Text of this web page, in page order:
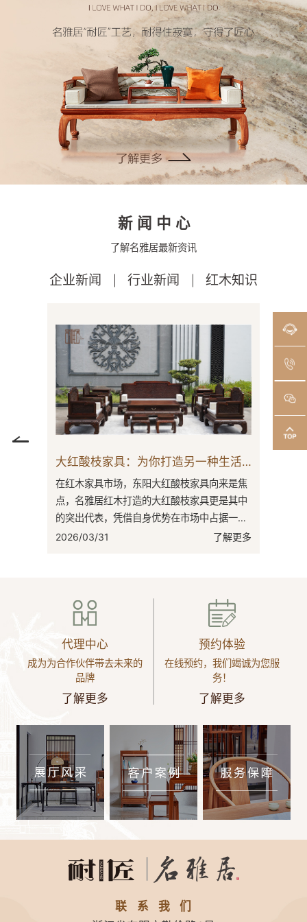
新闻中心
了解名雅居最新资讯
企业新闻 行业新闻 红木知识
名雅居红木：大果紫檀领域的品质与文化践行者
在红木家具市场中，大果紫檀因其独特的材质
特性与文化内涵，备受消费者青睐。名雅居红
木作为大果紫檀领军品牌，凭借对品质工艺的
执着追求与对文化传承的高度重视，在竞争
2026/03/23 了解更多
代理中心
成为为合作伙伴带去未来的
品牌
了解更多
预约体验
在线预约，我们竭诚为您服
务！
了解更多
联系我们